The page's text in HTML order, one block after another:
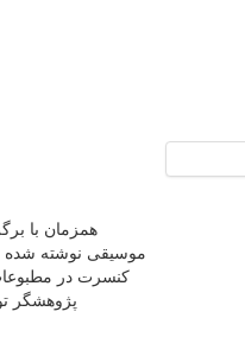
همزمان با
موسیقی نوشته شده‌
پژوهشگر